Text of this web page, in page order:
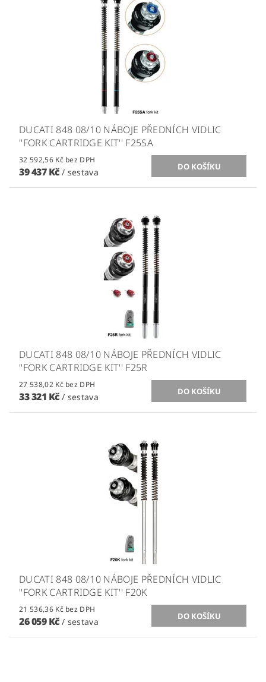
DUCATI 848 08/10 NÁBOJE PŘEDNÍCH VIDLIC
''FORK CARTRIDGE KIT'' F25SA
32 592,56 Kč bez DPH
39 437 Kč/ sestava
DUCATI 848 08/10 NÁBOJE PŘEDNÍCH VIDLIC
''FORK CARTRIDGE KIT'' F25R
27 538,02 Kč bez DPH
33 321 Kč/ sestava
DUCATI 848 08/10 NÁBOJE PŘEDNÍCH VIDLIC
''FORK CARTRIDGE KIT'' F20K
21 536,36 Kč bez DPH
26 059 Kč/ sestava